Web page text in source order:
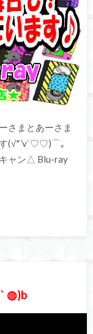
さまとあーさま
す(√*’v`♡♡)⌒｡
ャン△ Blu-ray
◍)b